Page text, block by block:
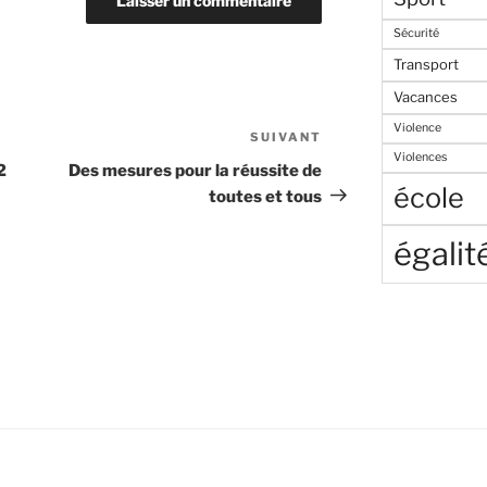
suivant
SUIVANT
Des mesures pour la réussite de
toutes et tous
Sécurité
Transport
Vacances
Violence
Violences
école